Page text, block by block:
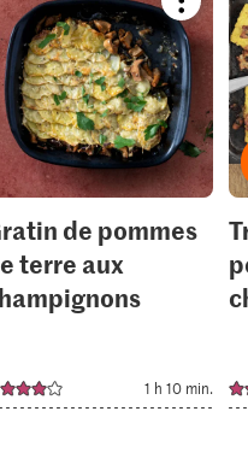
recipe
or
add
it
to
your
de pommes
terre aux
1 h 10 min.